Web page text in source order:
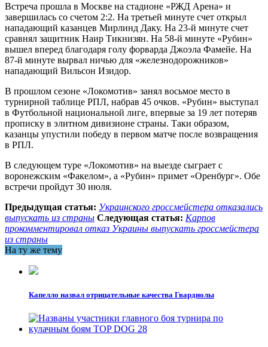
Встреча прошла в Москве на стадионе «РЖД Арена» и
завершилась со счетом 2:2. На третьей минуте счет открыл
нападающий казанцев Мирлинд Даку. На 23-й минуте счет
сравнял защитник Наир Тикнизян. На 58-й минуте «Рубин»
вышел вперед благодаря голу форварда Джоэла Фамейе. На
87-й минуте вырвал ничью для «железнодорожников»
нападающий Вильсон Изидор.
В прошлом сезоне «Локомотив» занял восьмое место в
турнирной таблице РПЛ, набрав 45 очков. «Рубин» выступал
в Футбольной национальной лиге, впервые за 19 лет потеряв
прописку в элитном дивизионе страны. Таки образом,
казанцы упустили победу в первом матче после возвращения
в РПЛ.
В следующем туре «Локомотив» на выезде сыграет с
воронежским «Факелом», а «Рубин» примет «Оренбург». Обе
встречи пройдут 30 июля.
Предыдущая статья: Украинского гроссмейстера отказались
выпускать из страны Следующая статья: Карпов
прокомментировал отказ Украины выпускать гроссмейстера
из страны
На ту же тему
Капелло назвал отрицательные качества Гвардиолы